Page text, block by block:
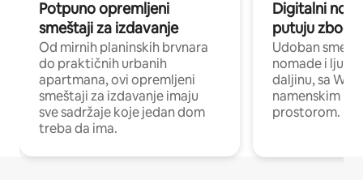
Potpuno opremljeni
smeštaji za izdavanje
Od mirnih planinskih brvnara
do praktičnih urbanih
apartmana, ovi opremljeni
smeštaji za izdavanje imaju
sve sadržaje koje jedan dom
treba da ima.
Digitalni
putuju zbog
Udoban
nomade i ljude
daljinu, sa Wi-
namenskim
prostorom.